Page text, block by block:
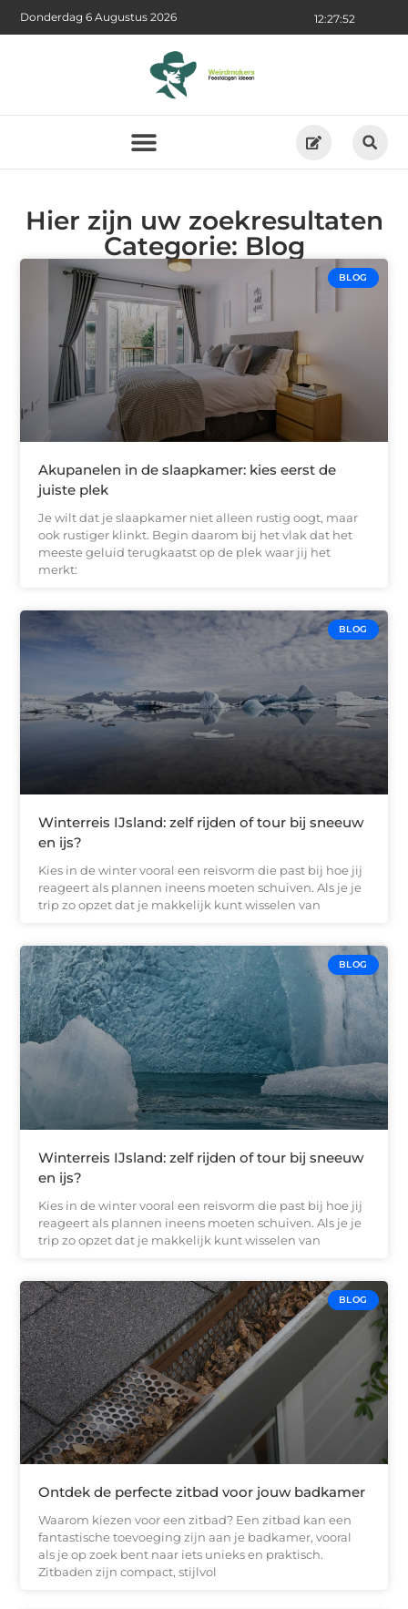
12:27:53
Donderdag 6 Augustus 2026
Hier zijn uw zoekresultaten
Categorie: Blog
BLOG
Akupanelen in de slaapkamer: kies eerst de
juiste plek
Je wilt dat je slaapkamer niet alleen rustig oogt, maar
ook rustiger klinkt. Begin daarom bij het vlak dat het
meeste geluid terugkaatst op de plek waar jij het
merkt:
BLOG
Winterreis IJsland: zelf rijden of tour bij sneeuw
en ijs?
Kies in de winter vooral een reisvorm die past bij hoe jij
reageert als plannen ineens moeten schuiven. Als je je
trip zo opzet dat je makkelijk kunt wisselen van
BLOG
Winterreis IJsland: zelf rijden of tour bij sneeuw
en ijs?
Kies in de winter vooral een reisvorm die past bij hoe jij
reageert als plannen ineens moeten schuiven. Als je je
trip zo opzet dat je makkelijk kunt wisselen van
BLOG
Ontdek de perfecte zitbad voor jouw badkamer
Waarom kiezen voor een zitbad? Een zitbad kan een
fantastische toevoeging zijn aan je badkamer, vooral
als je op zoek bent naar iets unieks en praktisch.
Zitbaden zijn compact, stijlvol